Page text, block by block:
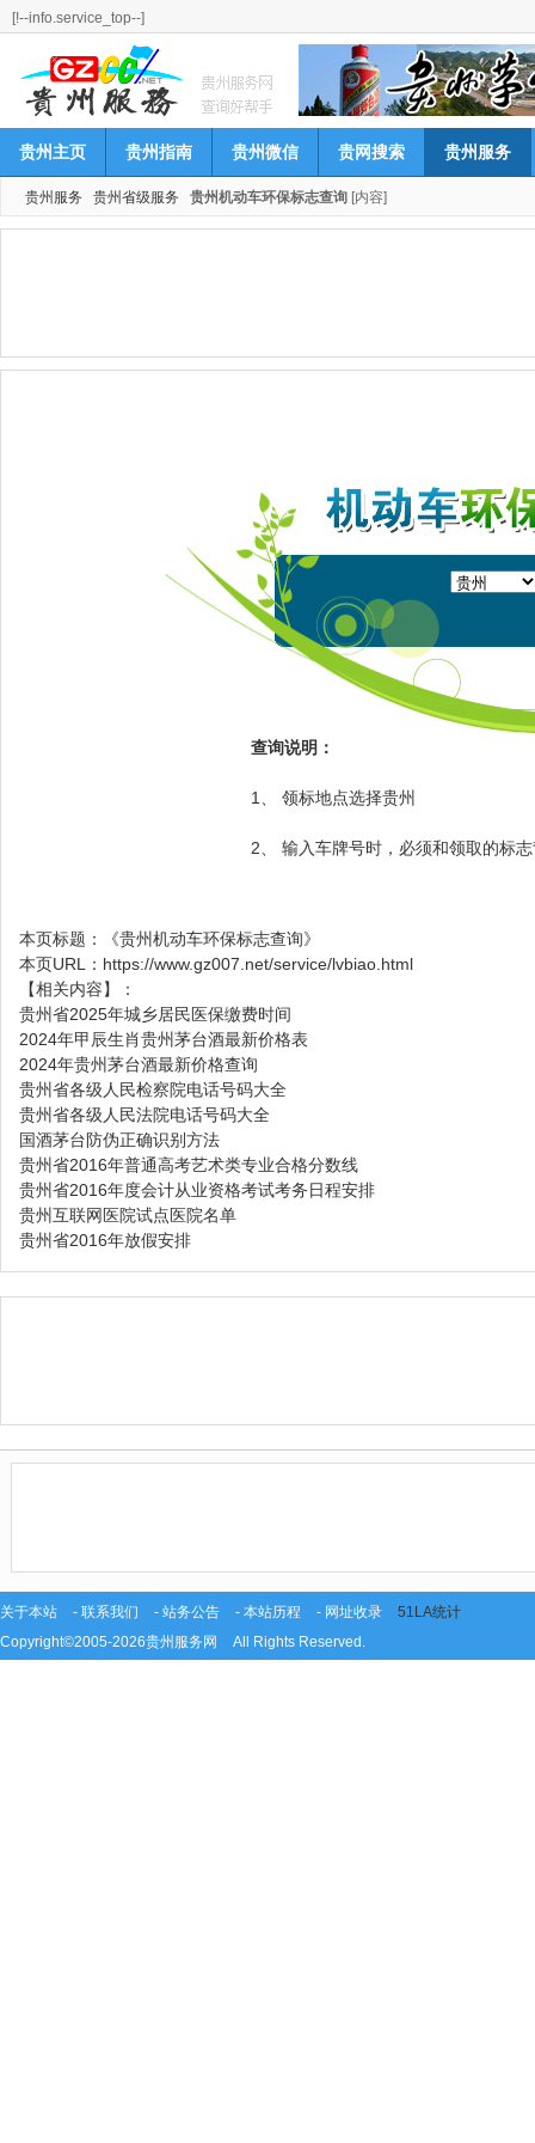
[!--info.service_top--]
贵州主页 贵州指南 贵州微信 贵网搜索 贵州服务
贵州服务 贵州省级服务 贵州机动车环保标志查询 [内容]
查询说明：
1、 领标地点选择贵州
2、 输入车牌号时，必须和领取的标
本页标题：
《贵州机动车环保标志查询》
本页URL： https://www.gz007.net/service/lvbiao.html
【相关内容】：
贵州省2025年城乡居民医保缴费时间
2024年甲辰生肖贵州茅台酒最新价格表
2024年贵州茅台酒最新价格查询
贵州省各级人民检察院电话号码大全
贵州省各级人民法院电话号码大全
国酒茅台防伪正确识别方法
贵州省2016年普通高考艺术类专业合格分数线
贵州省2016年度会计从业资格考试考务日程安排
贵州互联网医院试点医院名单
贵州省2016年放假安排
关于本站 - 联系我们 - 站务公告 - 本站历程 - 网址收录
51LA统计
Copyright©2005-2026贵州服务网 All Rights Reserved.